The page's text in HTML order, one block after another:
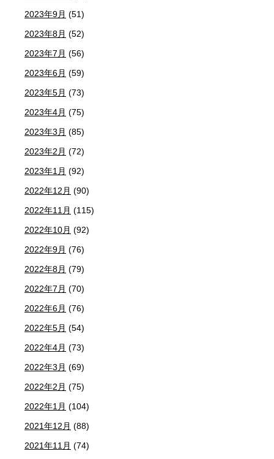
2023年9月 (51)
2023年8月 (52)
2023年7月 (56)
2023年6月 (59)
2023年5月 (73)
2023年4月 (75)
2023年3月 (85)
2023年2月 (72)
2023年1月 (92)
2022年12月 (90)
2022年11月 (115)
2022年10月 (92)
2022年9月 (76)
2022年8月 (79)
2022年7月 (70)
2022年6月 (76)
2022年5月 (54)
2022年4月 (73)
2022年3月 (69)
2022年2月 (75)
2022年1月 (104)
2021年12月 (88)
2021年11月 (74)